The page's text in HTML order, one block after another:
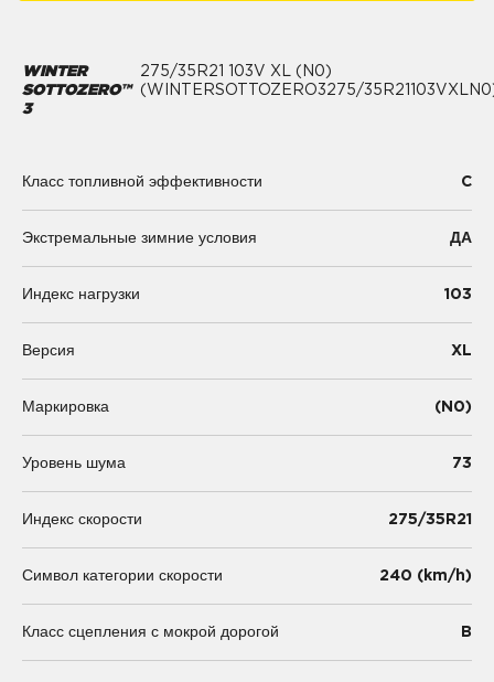
WINTER
SOTTOZERO™
3
275/35R21 103V XL (N0)
(WINTERSOTTOZERO3275/
Класс топливной эффективности C
Экстремальные зимние условия ДА
Индекс нагрузки 103
Версия XL
Маркировка (N0)
Уровень шума 73
Индекс скорости 275/35R21
Символ категории скорости 240 (km/h)
Класс сцепления с мокрой дорогой B